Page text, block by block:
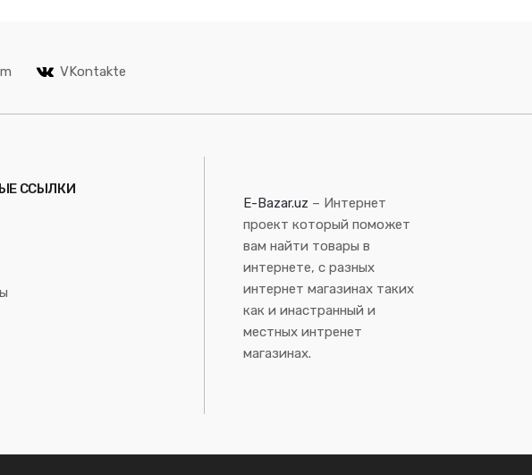
VKontakte
ССЫЛКИ
E-Bazar.uz – Интернет
проект который поможет
вам найти товары в
интернете, с разных
интернет магазинах таких
как и инастранный и
местных интренет
магазинах.